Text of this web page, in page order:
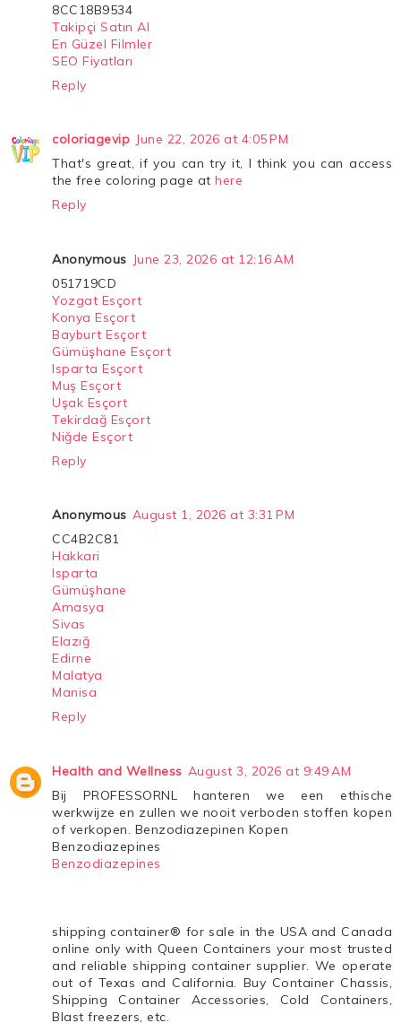
8CC18B9534
Takipçi Satın Al
En Güzel Filmler
SEO Fiyatları
Reply
coloriagevip June 22, 2026 at 4:05 PM
That's great, if you can try it, I think you can access
the free coloring page at here
Reply
Anonymous June 23, 2026 at 12:16 AM
051719CD
Yozgat Esçort
Konya Esçort
Bayburt Esçort
Gümüşhane Esçort
Isparta Esçort
Muş Esçort
Uşak Esçort
Tekirdağ Esçort
Niğde Esçort
Reply
Anonymous August 1, 2026 at 3:31 PM
CC4B2C81
Hakkari
Isparta
Gümüşhane
Amasya
Sivas
Elazığ
Edirne
Malatya
Manisa
Reply
Health and Wellness August 3, 2026 at 9:49 AM
Bij PROFESSORNL hanteren we een ethische
werkwijze en zullen we nooit verboden stoffen kopen
of verkopen. Benzodiazepinen Kopen
Benzodiazepines
Benzodiazepines
shipping container® for sale in the USA and Canada
online only with Queen Containers your most trusted
and reliable shipping container supplier. We operate
out of Texas and California. Buy Container Chassis,
Shipping Container Accessories, Cold Containers,
Blast freezers, etc.